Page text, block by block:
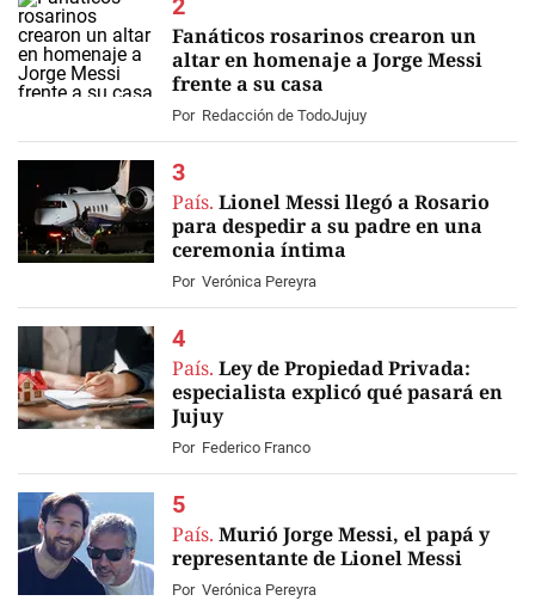
Fanáticos rosarinos crearon un
altar en homenaje a Jorge Messi
frente a su casa
Por Redacción de TodoJujuy
País. Lionel Messi llegó a Rosario
para despedir a su padre en una
ceremonia íntima
Por Verónica Pereyra
País. Ley de Propiedad Privada:
especialista explicó qué pasará en
Jujuy
Por Federico Franco
País. Murió Jorge Messi, el papá y
representante de Lionel Messi
Por Verónica Pereyra